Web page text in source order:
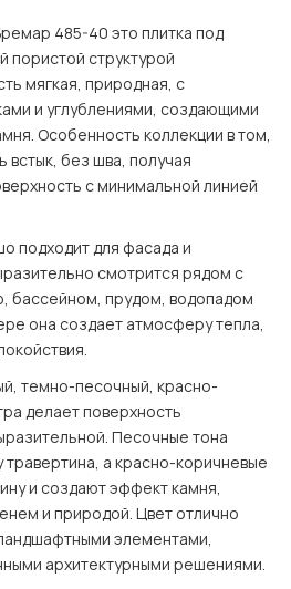
485-40 это плитка под
пористой структурой
мягкая, природная, с
и углублениями, создающими
Особенность коллекции в том,
встык, без шва, получая
с минимальной линией
подходит для фасада и
смотрится рядом с
бассейном, прудом, водопадом
она создает атмосферу тепла,
темно-песочный, красно-
делает поверхность
Песочные тона
травертина, а красно-коричневые
и создают эффект камня,
и природой. Цвет отлично
элементами,
архитектурными решениями.